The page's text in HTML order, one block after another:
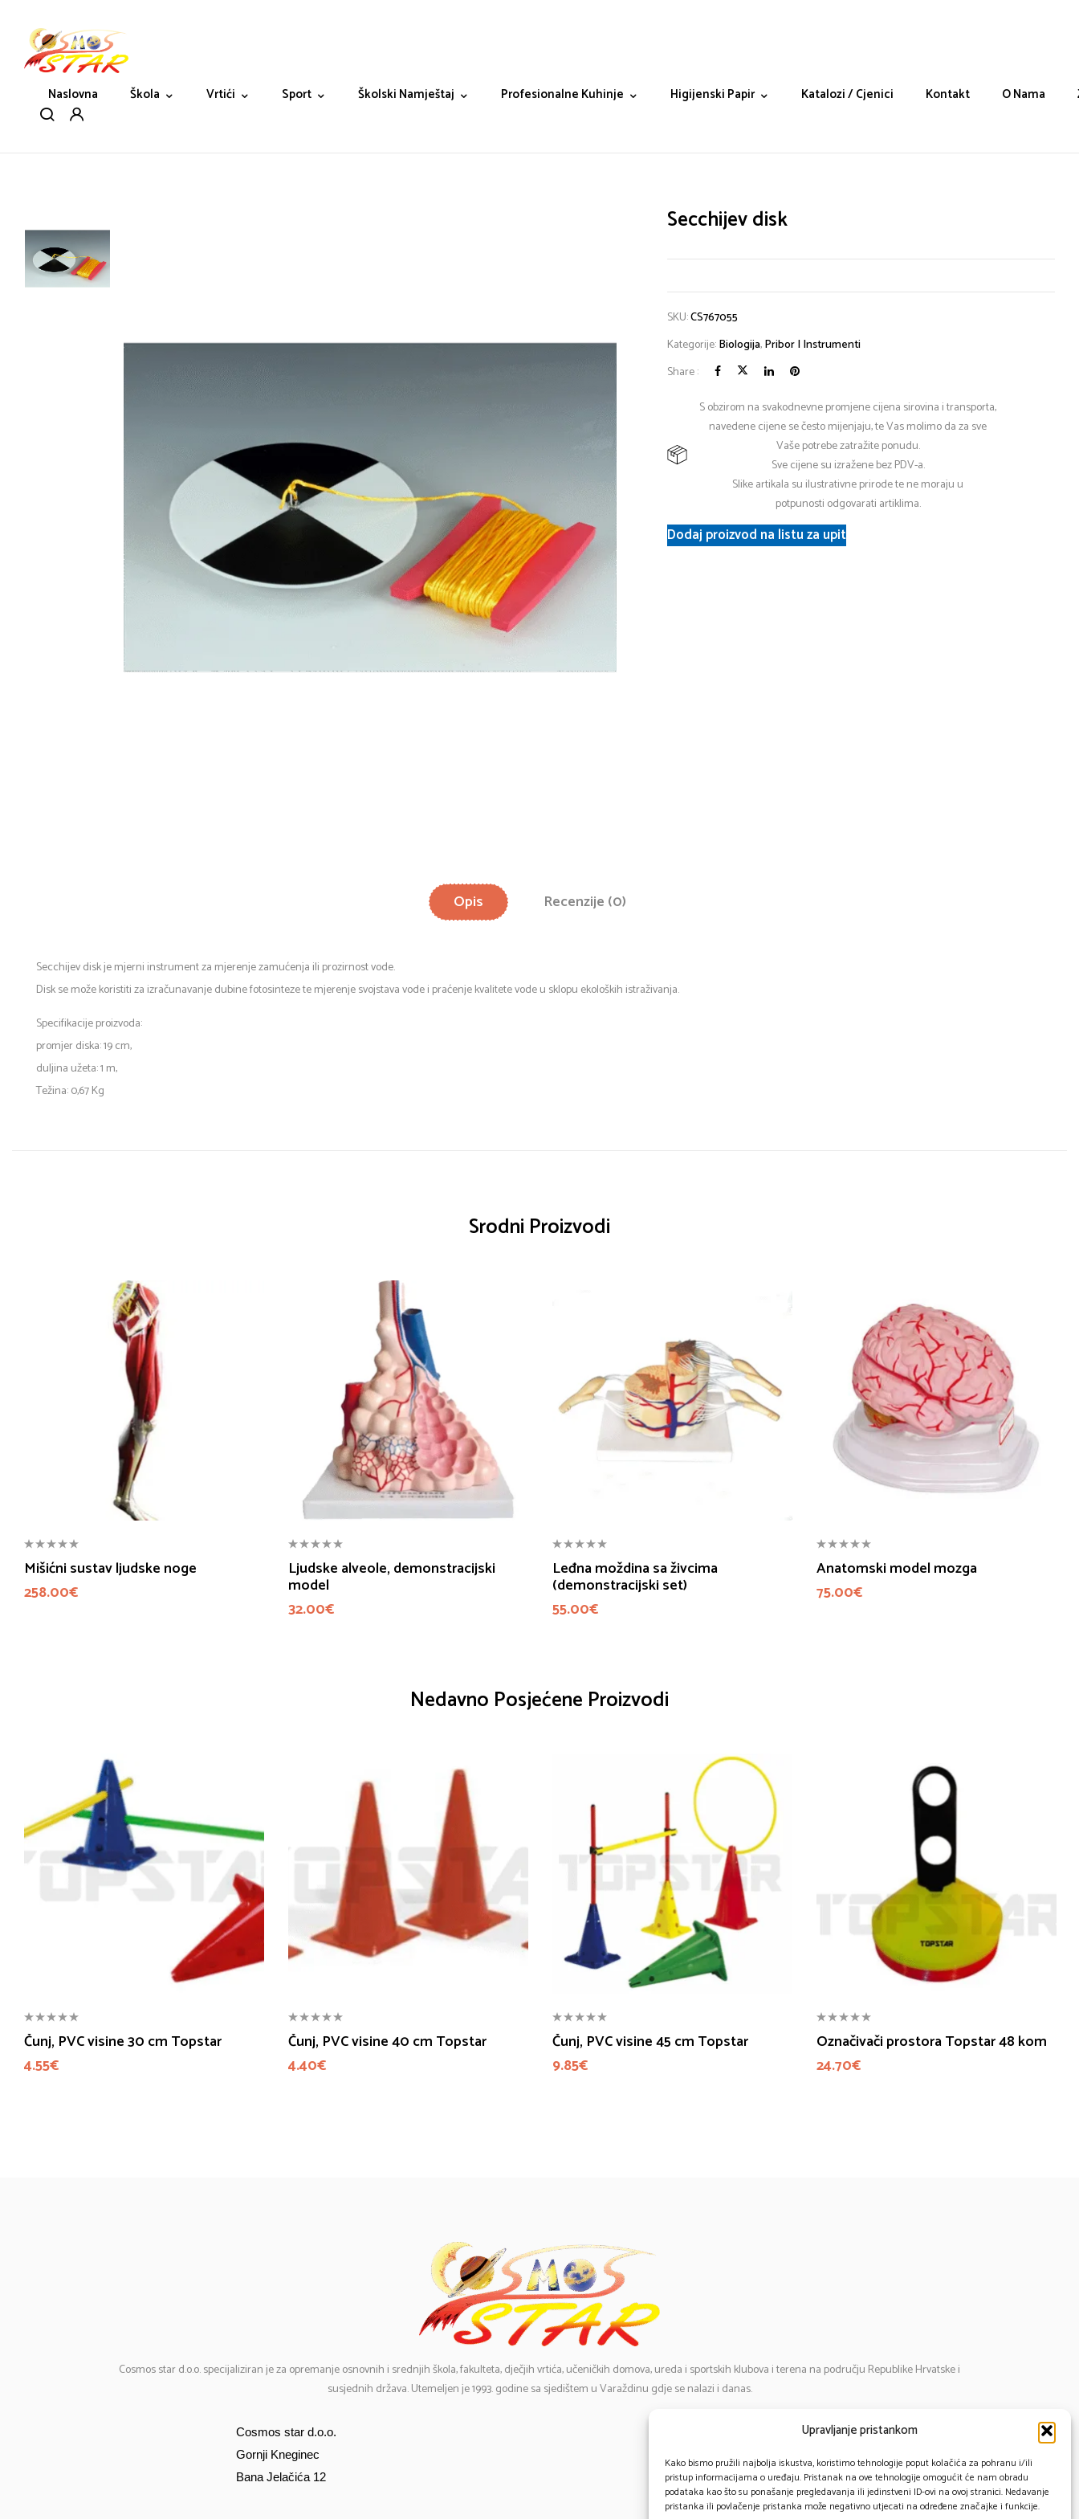
Upravljanje pristankom
Kako bismo pružili najbolja iskustva, koristimo tehnologije poput kolačića za pohranu i/ili
pristup informacijama o uređaju. Pristanak na ove tehnologije omogućit će nam obradu
podataka kao što su ponašanje pregledavanja ili jedinstveni ID-ovi na ovoj stranici. Nedavanje
pristanka ili povlačenje pristanka može negativno utjecati na određene značajke i funkcije.
Naslovna Škola Vrtići Sport Školski Namještaj Profesionalne Kuhinje Higijenski Papir Katalozi / Cjenici Kontakt O Nama
Secchijev disk
SKU:CS767055
Kategorije:Biologija,Pribor I Instrumenti
Share :
S obzirom na svakodnevne promjene cijena sirovina i transporta,
navedene cijene se često mijenjaju, te Vas molimo da za sve
Vaše potrebe zatražite ponudu.
Sve cijene su izražene bez PDV-a.
Slike artikala su ilustrativne prirode te ne moraju u
potpunosti odgovarati artiklima.
Dodaj proizvod na listu za upit
Opis Recenzije (0)
Secchijev disk je mjerni instrument za mjerenje zamućenja ili prozirnost vode.
Disk se može koristiti za izračunavanje dubine fotosinteze te mjerenje svojstava vode i praćenje kvalitete vode u sklopu ekoloških istraživanja.
Specifikacije proizvoda:
promjer diska: 19 cm,
duljina užeta: 1 m,
Težina: 0,67 Kg
Srodni Proizvodi
Mišićni sustav ljudske noge
258.00€
Ljudske alveole, demonstracijski
model
32.00€
Leđna moždina sa živcima
(demonstracijski set)
55.00€
Anatomski model mozga
75.00€
Nedavno Posjećene Proizvodi
Čunj, PVC visine 30 cm Topstar
4.55€
Čunj, PVC visine 40 cm Topstar
4.40€
Čunj, PVC visine 45 cm Topstar
9.85€
Označivači prostora Topstar 48 kom
24.70€
Cosmosstar d.o.o. specijaliziran je za opremanje osnovnih i srednjih škola, fakulteta, dječjih vrtića, učeničkih domova, ureda i sportskih klubova i terena na području Republike Hrvatske i
susjednih država. Utemeljen je 1993. godine sa sjedištem u Varaždinu gdje se nalazi i danas.
Cosmos star d.o.o.
Gornji Kneginec
Bana Jelačića 12
cosmos@cosmos-star.hr
091 430 1093